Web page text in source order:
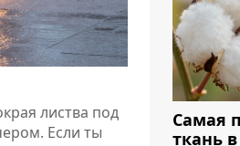
листва под
Если ты
Самая
ткань